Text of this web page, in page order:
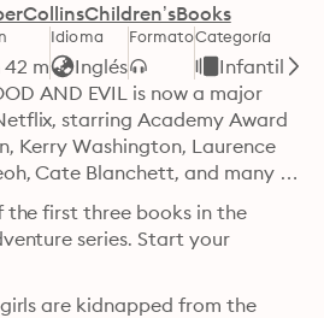
42 m
Idioma
Inglés
FormatoCategoría
Infantil
AND EVIL is now a major
starring Academy Award
Kerry Washington, Laurence
Cate Blanchett, and many
first three books in the
series. Start your
are kidnapped from the